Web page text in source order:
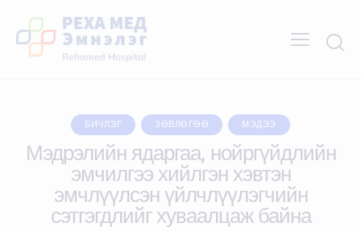
БИЧЛЭГ ЗӨВЛӨГӨӨ МЭДЭЭ
Мэдрэлийн ядаргаа, нойргүйдлийн
эмчилгээ хийлгэн хэвтэн
эмчлүүлсэн үйлчлүүлэгчийн
сэтгэгдлийг хуваалцаж байна